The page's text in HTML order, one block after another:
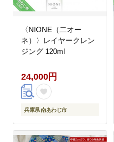
〈NIONE（二オー
ネ）〉レイヤークレン
ジング 120ml
24,000円
兵庫県 南あわじ市